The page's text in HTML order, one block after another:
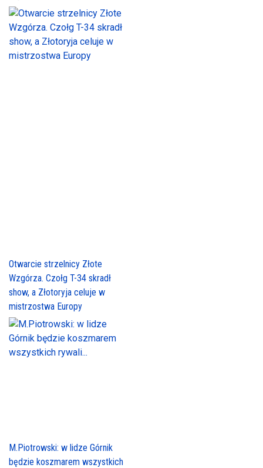
Otwarcie strzelnicy Złote
Wzgórza. Czołg T-34 skradł
show, a Złotoryja celuje w
mistrzostwa Europy
M.Piotrowski: w lidze Górnik
będzie koszmarem wszystkich